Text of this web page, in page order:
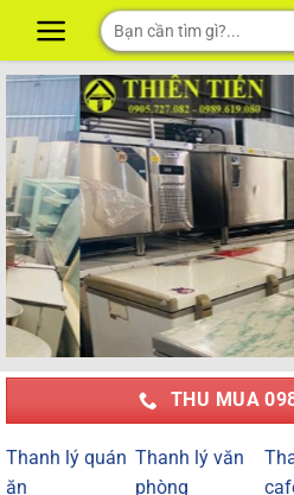
content
Tìm
kiếm:
THU MUA
Thanh lý quán
ăn
Thanh lý văn
phòng